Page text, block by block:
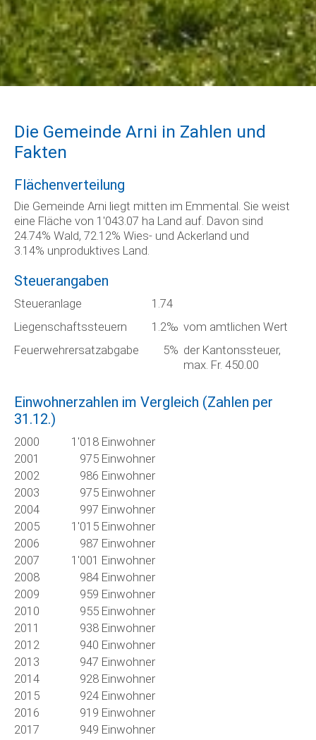
Die Gemeinde Arni in Zahlen und
Fakten
Flächenverteilung
Die Gemeinde Arni liegt mitten im Emmental. Sie weist
eine Fläche von 1'043.07 ha Land auf. Davon sind
24.74% Wald, 72.12% Wies- und Ackerland und
3.14% unproduktives Land.
Steuerangaben
Steueranlage
1.74
Liegenschaftssteuern
1.2‰ vom amtlichen Wert
Feuerwehrersatzabgabe
5% der Kantonssteuer,
max. Fr. 450.00
Einwohnerzahlen im Vergleich (Zahlen per
31.12.)
2000
1'018 Einwohner
2001
975 Einwohner
2002
986 Einwohner
2003
975 Einwohner
2004
997 Einwohner
2005
1'015 Einwohner
2006
987 Einwohner
2007
1'001 Einwohner
2008
984 Einwohner
2009
959 Einwohner
2010
955 Einwohner
2011
938 Einwohner
2012
940 Einwohner
2013
947 Einwohner
2014
928 Einwohner
2015
924 Einwohner
2016
919 Einwohner
2017
949 Einwohner